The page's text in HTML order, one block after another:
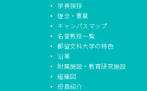
学長挨拶
理念・憲章
キャンパスマップ
名誉教授一覧
都留文科大学の特色
沿革
附属施設・教育研究施設
組織図
役員紹介